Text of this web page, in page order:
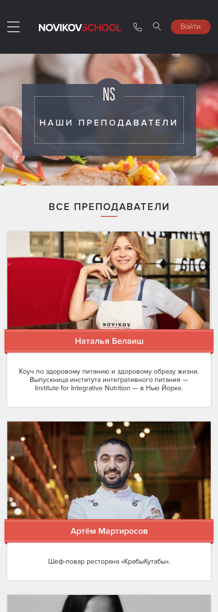
Войти
НАШИ ПРЕПОДАВАТЕЛИ
ВСЕ ПРЕПОДАВАТЕЛИ
Наталья Белаиш
Коуч по здоровому питанию и здоровому образу жизни.
Выпускница института интегративного питания —
Institute for Integrative Nutrition — в Нью Йорке.
Артём Мартиросов
Шеф-повар ресторана «КрабыКутабы».